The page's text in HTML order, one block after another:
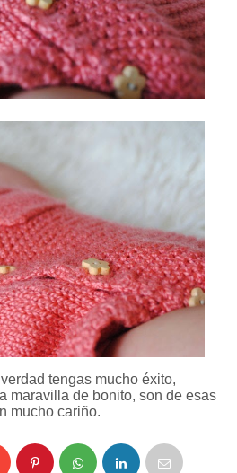
tengas mucho éxito,
maravilla de bonito, son de esas
mucho cariño.